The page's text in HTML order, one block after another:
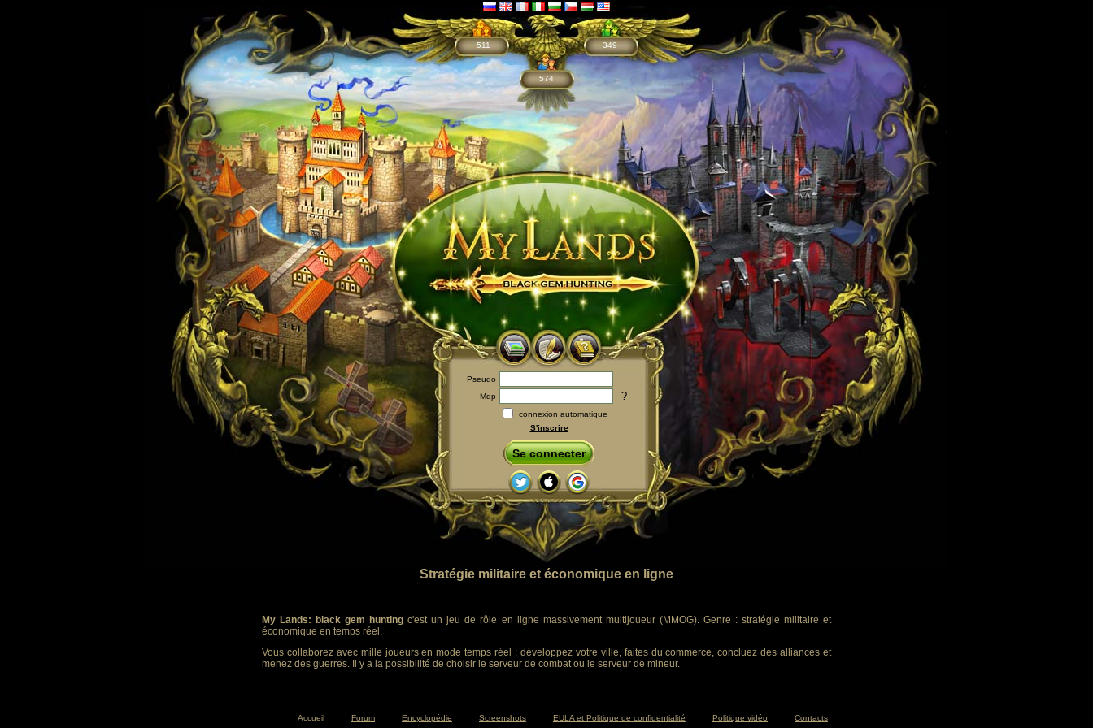
511
574
349
Pseudo
Mdp
?
connexion automatique
S'inscrire
Se connecter
Stratégie militaire et économique en ligne
My Lands: black gem hunting c'est un jeu de rôle en ligne massivement multijoueur (MMOG). Genre : stratégie militaire et
économique en temps réel.
Vous collaborez avec mille joueurs en mode temps réel : développez votre ville, faites du commerce, concluez des alliances et
menez des guerres. Il y a la possibilité de choisir le serveur de combat ou le serveur de mineur.
Accueil Forum Encyclopédie Screenshots EULA et Politique de confidentialité Politique vidéo Contacts